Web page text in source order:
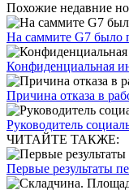
Похожие недавние
На саммите G7 было
Конфиденциальная
Причина отказа в
Руководитель
ЧИТАЙТЕ ТАКЖЕ:
Первые результаты